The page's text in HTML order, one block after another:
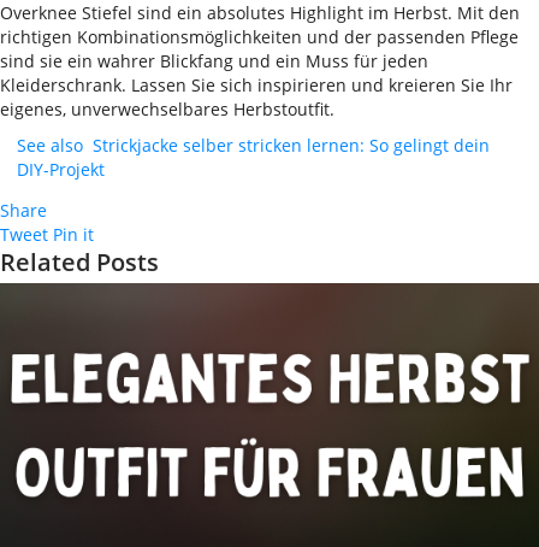
Overknee Stiefel sind ein absolutes Highlight im Herbst. Mit den
richtigen Kombinationsmöglichkeiten und der passenden Pflege
sind sie ein wahrer Blickfang und ein Muss für jeden
Kleiderschrank. Lassen Sie sich inspirieren und kreieren Sie Ihr
eigenes, unverwechselbares Herbstoutfit.
See also Strickjacke selber stricken lernen: So gelingt dein
DIY-Projekt
Share
Tweet Pin it
Related Posts